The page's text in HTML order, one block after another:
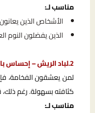
مناسب لـ:
الأشخاص الذين
الذين يفضلون النوم
2.لباد الريش – إحساس بالرفاهية الفائقة
لمن يعشقون الفخامة،
كثافته بسهولة. رغم ذلك،
مناسب لـ: